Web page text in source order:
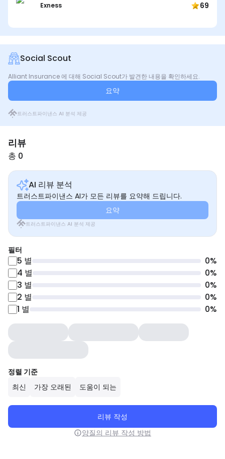
Exness 69
Social Scout
Alliant Insurance 에 대해 Social Scout가 발견한 내용을 확인하세요.
요약
트러스트파이낸스 AI 분석 제공
리뷰
총 0
AI 리뷰 분석
트러스트파이낸스 AI가 모든 리뷰를 요약해 드립니다.
요약
트러스트파이낸스 AI 분석 제공
필터
5 별 0%
4 별 0%
3 별 0%
2 별 0%
1 별 0%
정렬 기준
최신
가장 오래된 도움이 되는
리뷰 작성
양질의 리뷰 작성 방법